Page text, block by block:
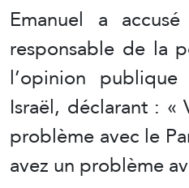
Emanuel a
responsable de la
l’opinion
Israël, déclarant : «
problème avec le
avez un problème